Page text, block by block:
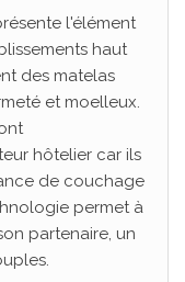
l'élément
haut
des matelas
et moelleux.
hôtelier car ils
de couchage
permet à
partenaire, un